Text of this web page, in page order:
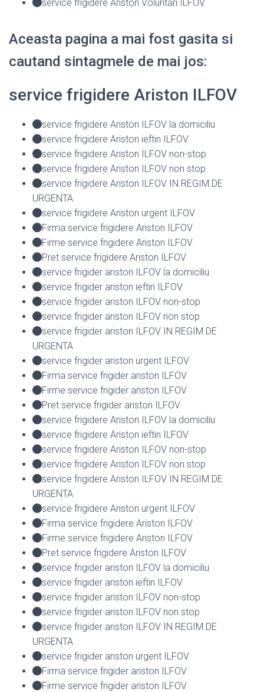
service frigidere Ariston Voluntari ILFOV
Aceasta pagina a mai fost gasita si
cautand sintagmele de mai jos:
service frigidere Ariston ILFOV
service frigidere Ariston ILFOV la domiciliu
service frigidere Ariston ieftin ILFOV
service frigidere Ariston ILFOV non-stop
service frigidere Ariston ILFOV non stop
service frigidere Ariston ILFOV IN REGIM DE
URGENTA
service frigidere Ariston urgent ILFOV
Firma service frigidere Ariston ILFOV
Firme service frigidere Ariston ILFOV
Pret service frigidere Ariston ILFOV
service frigider ariston ILFOV la domiciliu
service frigider ariston ieftin ILFOV
service frigider ariston ILFOV non-stop
service frigider ariston ILFOV non stop
service frigider ariston ILFOV IN REGIM DE
URGENTA
service frigider ariston urgent ILFOV
Firma service frigider ariston ILFOV
Firme service frigider ariston ILFOV
Pret service frigider ariston ILFOV
service frigidere Ariston ILFOV la domiciliu
service frigidere Ariston ieftin ILFOV
service frigidere Ariston ILFOV non-stop
service frigidere Ariston ILFOV non stop
service frigidere Ariston ILFOV IN REGIM DE
URGENTA
service frigidere Ariston urgent ILFOV
Firma service frigidere Ariston ILFOV
Firme service frigidere Ariston ILFOV
Pret service frigidere Ariston ILFOV
service frigider ariston ILFOV la domiciliu
service frigider ariston ieftin ILFOV
service frigider ariston ILFOV non-stop
service frigider ariston ILFOV non stop
service frigider ariston ILFOV IN REGIM DE
URGENTA
service frigider ariston urgent ILFOV
Firma service frigider ariston ILFOV
Firme service frigider ariston ILFOV